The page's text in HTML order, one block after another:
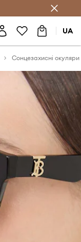
UA
Сонцезахисні